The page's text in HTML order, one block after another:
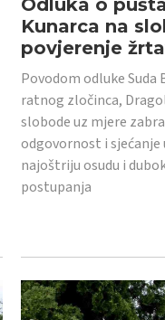
Kunarca na
povjerenje
Povodom odluke Suda
ratnog zločinca,
slobode uz mjere
odgovornost i sjećanje
najoštriju osudu i
postupanja